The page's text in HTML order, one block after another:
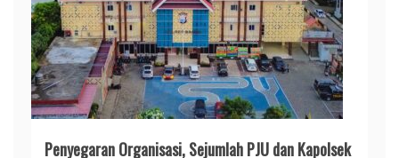
​Penyegaran Organisasi, Sejumlah PJU dan Kapolsek